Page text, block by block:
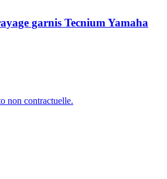
garnis Tecnium Yamaha
non contractuelle.